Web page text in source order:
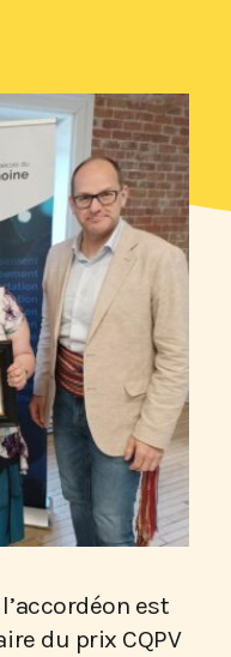
est
du prix CQPV